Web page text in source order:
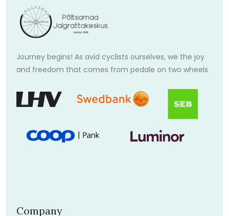
Journey begins! As avid cyclists ourselves, we the joy
and freedom that comes from pedale on two wheels
Company